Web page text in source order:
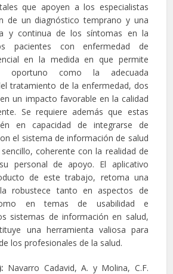
que apoyen a los especialistas
de un diagnóstico temprano y una
y continua de los síntomas en la
pacientes con enfermedad de
en la medida en que permite
como la adecuada
tratamiento de la enfermedad, dos
un impacto favorable en la calidad
Se requiere además que estas
en capacidad de integrarse de
el sistema de información de salud
coherente con la realidad de
personal de apoyo. El aplicativo
de este trabajo, retoma una
robustece tanto en aspectos de
en temas de usabilidad e
sistemas de información en salud,
una herramienta valiosa para
los profesionales de la salud.
Navarro Cadavid, A. y Molina, C.F.